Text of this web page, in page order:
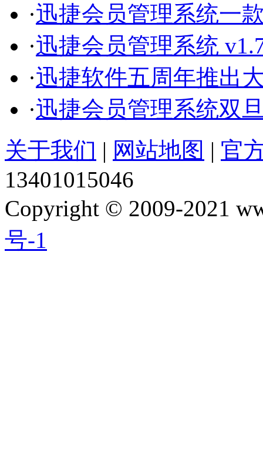
·迅捷会员管理系统一
·迅捷会员管理系统
·迅捷软件五周年推出
·迅捷会员管理系统双
关于我们 | 网站地图 | 官
13401015046
Copyright © 2009-2021
号-1